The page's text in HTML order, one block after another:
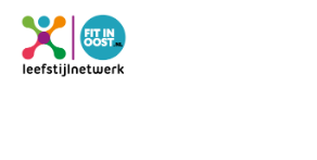
Skip
main